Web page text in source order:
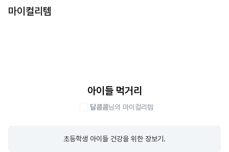
마이컬리템
아이들 먹거리
달콤콤님의 마이컬리템
초등학생 아이들 건강을 위한 장보기.